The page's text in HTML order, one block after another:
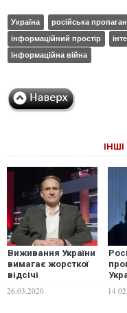
Україна російська
інформаційний простір
інформаційна війна
Виживання України
вимагає жорсткої
відсічі
ворогові
26.03.2020